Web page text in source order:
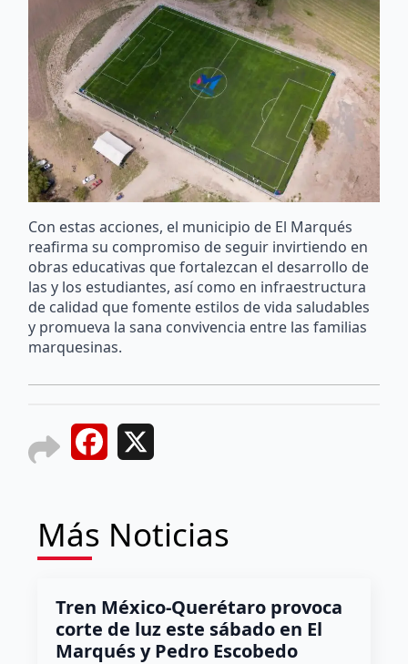
Con estas acciones, el municipio de El Marqués
reafirma su compromiso de seguir invirtiendo en
obras educativas que fortalezcan el desarrollo de
las y los estudiantes, así como en infraestructura
de calidad que fomente estilos de vida saludables
y promueva la sana convivencia entre las familias
marquesinas.
Facebook
Más Noticias
Tren México-Querétaro provoca
corte de luz este sábado en El
Marqués y Pedro Escobedo